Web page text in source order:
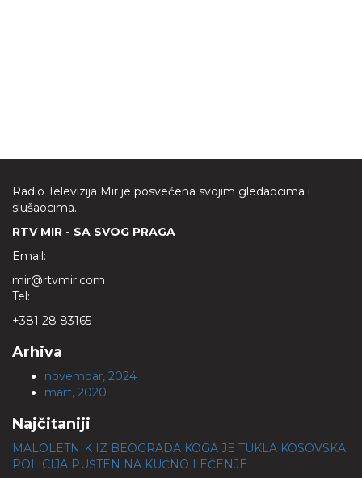
Radio Televizija Mir je posvećena svojim gledaocima i
slušaocima.
RTV MIR - SA SVOG PRAGA
Email:
mir@rtvmir.com
Tel:
+381 28 83165
Arhiva
novembar, 2024
mart, 2020
Najčitaniji
MALOLETNIK IZ BEOGRADA KOGA JE TUKLA KOSOVSKA
POLICIJA PUŠTEN NA KUĆNO LEČENJE